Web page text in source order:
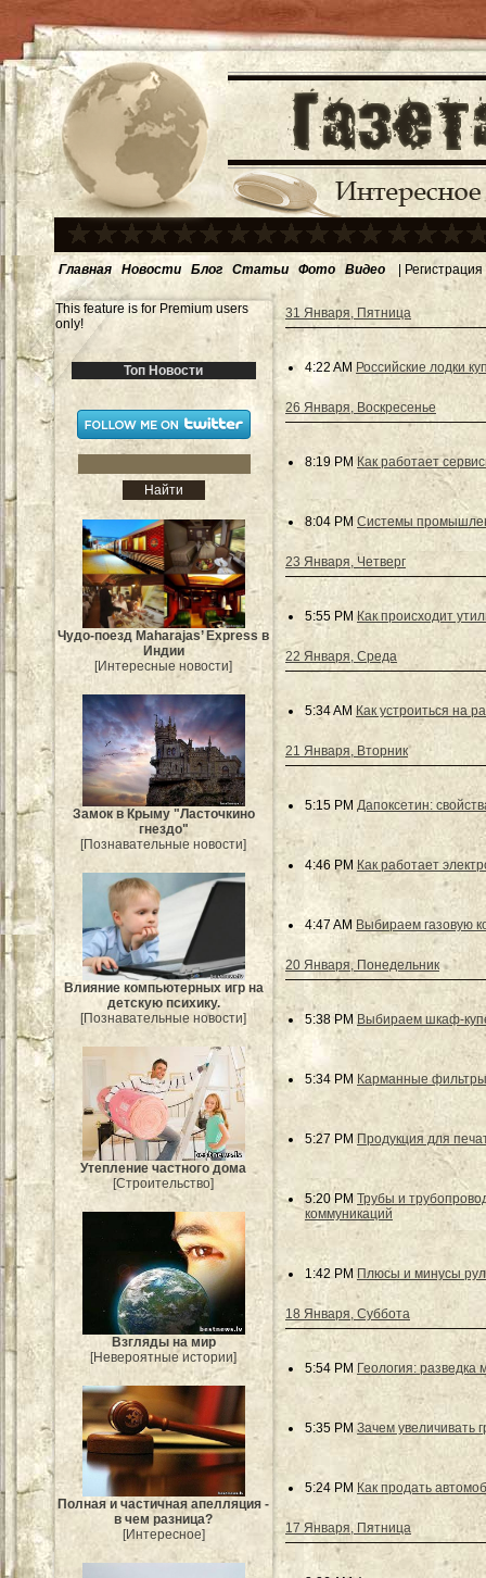
Главная Новости Блог Статьи Фото Видео | Регистрация
This feature is for Premium users
only!
Топ Новости
Чудо-поезд Maharajas’ Express в
Индии
[Интересные новости]
Замок в Крыму "Ласточкино
гнездо"
[Познавательные новости]
Влияние компьютерных игр на
детскую психику.
[Познавательные новости]
Утепление частного дома
[Строительство]
Взгляды на мир
[Невероятные истории]
Полная и частичная апелляция -
в чем разница?
[Интересное]
31 Января, Пятница
4:22 AM Российские лодки
26 Января, Воскресенье
8:19 PM Как работает
8:04 PM Системы
23 Января, Четверг
5:55 PM Как происходит
22 Января, Среда
5:34 AM Как устроиться на
21 Января, Вторник
5:15 PM Дапоксетин:
4:46 PM Как работает
4:47 AM Выбираем газовую
20 Января, Понедельник
5:38 PM Выбираем шкаф-
5:34 PM Карманные
5:27 PM Продукция для
5:20 PM Трубы и
коммуникаций
1:42 PM Плюсы и минусы
18 Января, Суббота
5:54 PM Геология: разведка
5:35 PM Зачем увеличивать
5:24 PM Как продать
17 Января, Пятница